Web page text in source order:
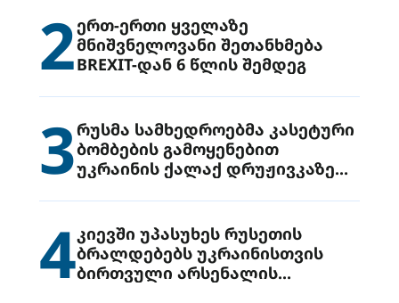
2ერთ-ერთი ყველაზე
მნიშვნელოვანი შეთანხმება
BREXIT-დან 6 წლის შემდეგ
3რუსმა სამხედროებმა კასეტური
ბომბების გამოყენებით
უკრაინის ქალაქ დრუჟივკაზე
4კიევში უპასუხეს რუსეთის
ბრალდებებს უკრაინისთვის
ბირთვული არსენალის